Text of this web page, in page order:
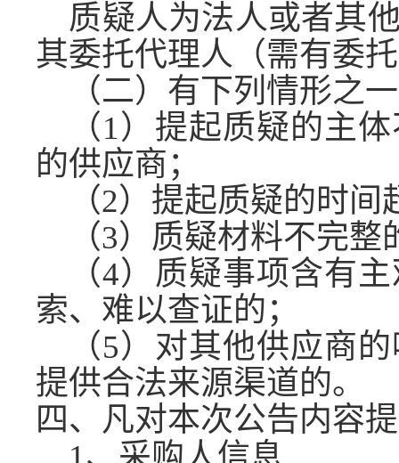
质疑人为法人或者其
其委托代理人（需有委
（二）有下列情形之
（1）提起质疑的主
的供应商；
（2）提起质疑的时间
（3）质疑材料不完整
（4）质疑事项含有
索、难以查证的；
（5）对其他供应商
提供合法来源渠道的。
四、凡对本次公告内容